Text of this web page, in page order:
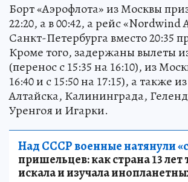
Борт «Аэрофлота» из Москвы
22:20, а в 00:42, а рейс «Nordwind
Санкт-Петербурга вместо 20:35
Кроме того, задержаны вылеты
(перенос с 15:35 на 16:10), из
16:40 и с 15:50 на 17:15), а также
Алтайска, Калининграда,
Уренгоя и Игарки.
Над СССР военные натянули
пришельцев: как страна 13 лет
искала и изучала